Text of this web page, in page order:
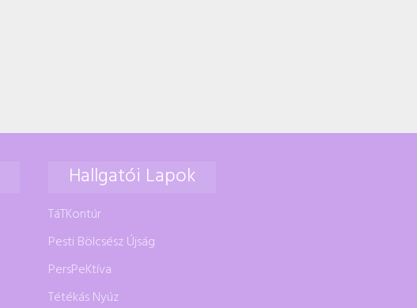
Hallgatói Lapok
TáTKontúr
Pesti Bölcsész Újság
PersPeKtíva
Tétékás Nyúz